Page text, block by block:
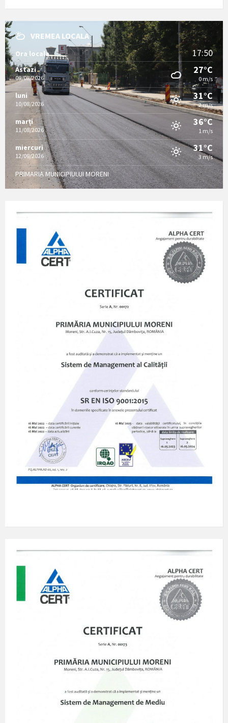
VREMEA LOCALA
Ora locala 17:50
Astazi
09/08/2026
27°C
0 m/s
luni
10/08/2026
31°C
2 m/s
marți
11/08/2026
36°C
1 m/s
miercuri
12/08/2026
31°C
3 m/s
PRIMARIA MUNICIPIULUI MORENI